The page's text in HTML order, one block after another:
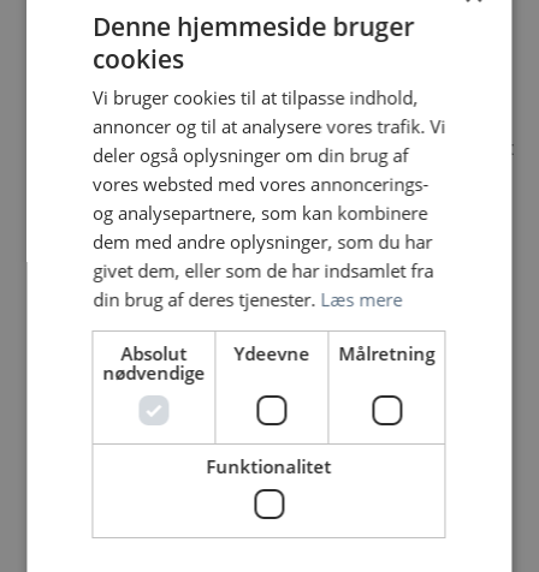
Mulighed for kompetenceudvikling indenfor de
værktøjer vi bruger i arbejdet med patienterne.
Rum for idéer og udvikling hvor kun fantasien
sætter grænsen.
I løbet af den første måned får du mulighed for at
lave din egen grundplan ud fra et 70/30 princip,
hvor dagvagter også kan være en ulempevagt.
Fire ugers introduktionsprogram, hvor du lærer
specialet og ikke indgår i normeringen.
Obligatorisk kursus i ’belastningspsykologi’, ’fem
indenfor det første år af din ansættelse.
Karrieresamtale løbende de første 2 år, da vi ved,
det ofte er her, man bliver i tvivl om sit valg.
vagtlag – vores oversygeplejerske tror på, at det
vil gavne vores arbejdsmiljø.
Denne hjemmeside bruger
cookies
Vi bruger cookies til at tilpasse indhold,
annoncer og til at analysere vores trafik. Vi
deler også oplysninger om din brug af
vores websted med vores annoncerings-
og analysepartnere, som kan kombinere
dem med andre oplysninger, som du har
givet dem, eller som de har indsamlet fra
din brug af deres tjenester. Læs mere
Absolut
nødvendige
Ydeevne Målretning
Funktionalitet